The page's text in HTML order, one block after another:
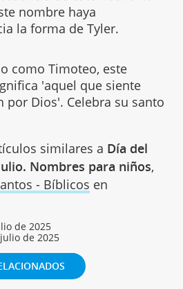
nombre haya
la forma de Tyler.
como Timoteo, este
'aquel que siente
por Dios'. Celebra su santo
similares a Día del
Nombres para niños,
- Bíblicos en
de 2025
de 2025